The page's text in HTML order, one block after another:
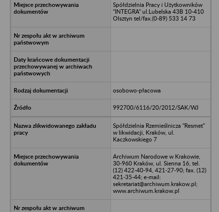
Spółdzielnia Pracy i Użytkowników
"INTEGRA" ul.Lubelska 43B 10-410
Olsztyn tel/fax.(0-89) 533 14 73
osobowo-płacowa
992700/6116/20/2012/SAK/WJ
Spółdzielnia Rzemieślnicza "Resmet"
w likwidacji, Kraków, ul.
Kaczkowskiego 7
Archiwum Narodowe w Krakowie,
30-960 Kraków, ul. Sienna 16, tel.
(12) 422-40-94, 421-27-90; fax. (12)
421-35-44; e-mail:
sekretariat@archiwum.krakow.pl;
www.archiwum.krakow.pl